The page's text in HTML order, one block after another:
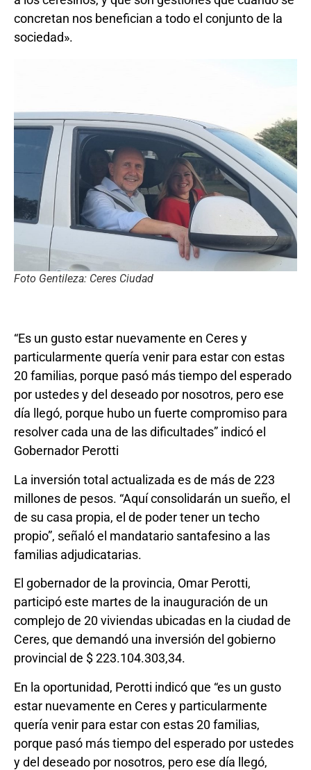
concretan nos benefician a todo el conjunto de la
sociedad».
Foto Gentileza: Ceres Ciudad
“Es un gusto estar nuevamente en Ceres y
particularmente quería venir para estar con estas
20 familias, porque pasó más tiempo del esperado
por ustedes y del deseado por nosotros, pero ese
día llegó, porque hubo un fuerte compromiso para
resolver cada una de las dificultades” indicó el
Gobernador Perotti
La inversión total actualizada es de más de 223
millones de pesos. “Aquí consolidarán un sueño, el
de su casa propia, el de poder tener un techo
propio”, señaló el mandatario santafesino a las
familias adjudicatarias.
El gobernador de la provincia, Omar Perotti,
participó este martes de la inauguración de un
complejo de 20 viviendas ubicadas en la ciudad de
Ceres, que demandó una inversión del gobierno
provincial de $ 223.104.303,34.
En la oportunidad, Perotti indicó que “es un gusto
estar nuevamente en Ceres y particularmente
quería venir para estar con estas 20 familias,
porque pasó más tiempo del esperado por ustedes
y del deseado por nosotros, pero ese día llegó,